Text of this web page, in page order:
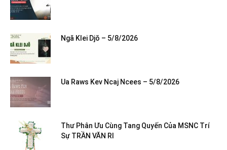
Ngă Klei Djŏ – 5/8/2026
Ua Raws Kev Ncaj Ncees – 5/8/2026
Thư Phân Ưu Cùng Tang Quyến Của MSNC Trí
Sự TRẦN VĂN RI